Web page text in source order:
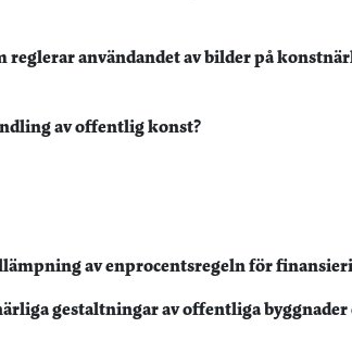
användandet av bilder på
av offentlig konst?
av enprocentsregeln för
gestaltningar av offentliga byggnader